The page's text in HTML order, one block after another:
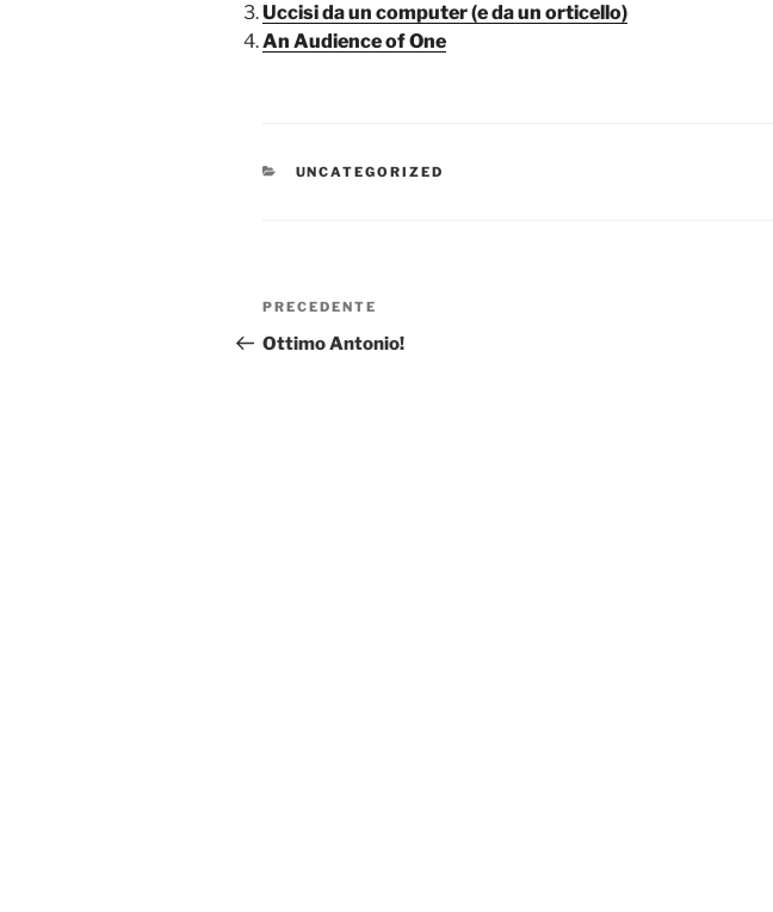
Uccisi da un computer (e da un orticello)
An Audience of One
CATEGORIE
UNCATEGORIZED
Navigazione
articoli
Articolo
precedente:
PRECEDENTE
Ottimo Antonio!